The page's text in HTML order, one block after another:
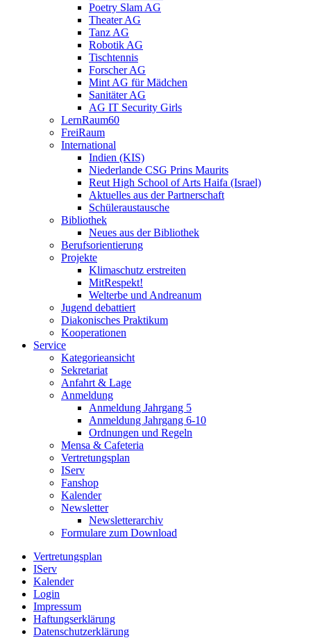
Poetry Slam AG
Theater AG
Tanz AG
Robotik AG
Tischtennis
Forscher AG
Mint AG für Mädchen
Sanitäter AG
AG IT Security Girls
LernRaum60
FreiRaum
International
Indien (KIS)
Niederlande CSG Prins Maurits
Reut High School of Arts Haifa (Israel)
Aktuelles aus der Partnerschaft
Schüleraustausche
Bibliothek
Neues aus der Bibliothek
Berufsorientierung
Projekte
Klimaschutz erstreiten
MitRespekt!
Welterbe und Andreanum
Jugend debattiert
Diakonisches Praktikum
Kooperationen
Service
Kategorieansicht
Sekretariat
Anfahrt & Lage
Anmeldung
Anmeldung Jahrgang 5
Anmeldung Jahrgang 6-10
Ordnungen und Regeln
Mensa & Cafeteria
Vertretungsplan
IServ
Fanshop
Kalender
Newsletter
Newsletterarchiv
Formulare zum Download
Vertretungsplan
IServ
Kalender
Login
Impressum
Haftungserklärung
Datenschutzerklärung